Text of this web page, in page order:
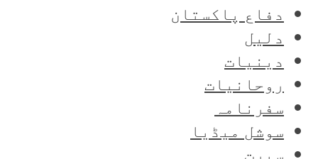
دفاع پاکستان
دلیل
دینیات
روحانیات
سفرنامہ
سوشل میڈیا
سیرت